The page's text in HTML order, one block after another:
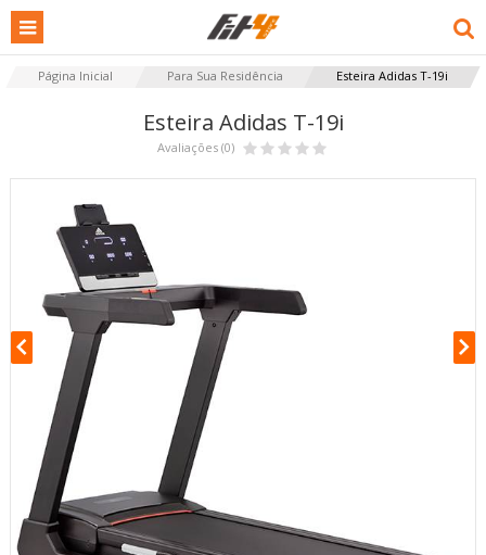
Página Inicial Para Sua Residência Esteira Adidas T-19i
Esteira Adidas T-19i
Avaliações (0)